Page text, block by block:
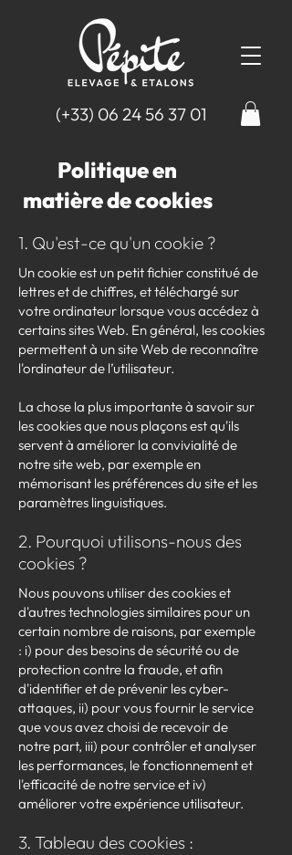
(+33) 06 24 56 37 01
Politique en
matière de cookies
1. Qu'est-ce qu'un cookie ?
Un cookie est un petit fichier constitué de
lettres et de chiffres, et téléchargé sur
votre ordinateur lorsque vous accédez à
certains sites Web. En général, les cookies
permettent à un site Web de reconnaître
l'ordinateur de l’utilisateur.
La chose la plus importante à savoir sur
les cookies que nous plaçons est qu'ils
servent à améliorer la convivialité de
notre site web, par exemple en
mémorisant les préférences du site et les
paramètres linguistiques.
2. Pourquoi utilisons-nous des
cookies ?
Nous pouvons utiliser des cookies et
d'autres technologies similaires pour un
certain nombre de raisons, par exemple
: i) pour des besoins de sécurité ou de
protection contre la fraude, et afin
d'identifier et de prévenir les cyber-
attaques, ii) pour vous fournir le service
que vous avez choisi de recevoir de
notre part, iii) pour contrôler et analyser
les performances, le fonctionnement et
l'efficacité de notre service et iv)
améliorer votre expérience utilisateur.
3. Tableau des cookies :